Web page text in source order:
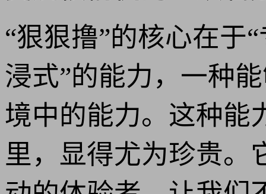
“狠狠撸”的核心在于
浸式”的能力，一种
境中的能力。这种能
里，显得尤为珍贵。